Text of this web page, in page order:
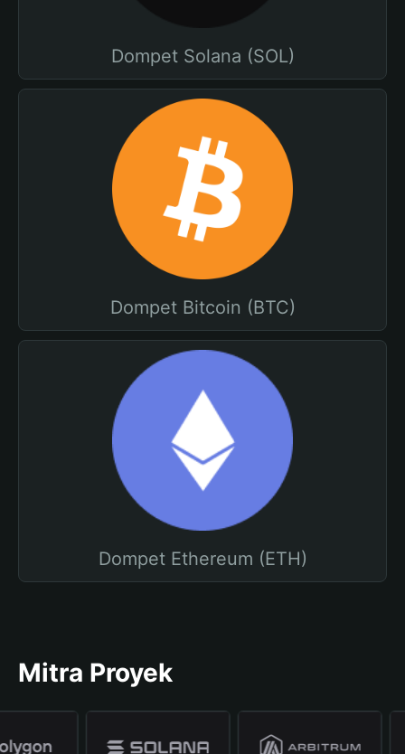
Dompet Solana (SOL)
Dompet Bitcoin (BTC)
Dompet Ethereum (ETH)
Mitra Proyek